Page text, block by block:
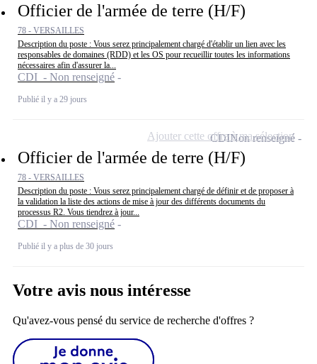
Officier de l'armée de terre (H/F)
78 - VERSAILLES
Description du poste : Vous serez principalement chargé d'établir un lien avec les
responsables de domaines (RDD) et les OS pour recueillir toutes les informations
nécessaires afin d'assurer la...
CDI - Non renseigné
Publié il y a 29 jours
Officier de l'armée de terre (H/F)
78 - VERSAILLES
Description du poste : Vous serez principalement chargé de définir et de proposer à
la validation la liste des actions de mise à jour des différents documents du
processus R2. Vous tiendrez à jour...
CDI - Non renseigné
Publié il y a plus de 30 jours
CDINon renseigné
Ajouter cette offre à ma sélection
Votre avis nous intéresse
Qu'avez-vous pensé du service de recherche d'offres ?